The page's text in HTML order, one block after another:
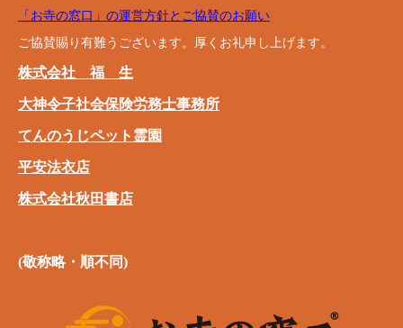
「お寺の窓口」の運営方針とご協賛のお願い
ご協賛賜り有難うございます。厚くお礼申し上げます。
株式会社 福 生
大神令子社会保険労務士事務所
てんのうじペット霊園
平安法衣店
株式会社秋田書店
(敬称略・順不同)